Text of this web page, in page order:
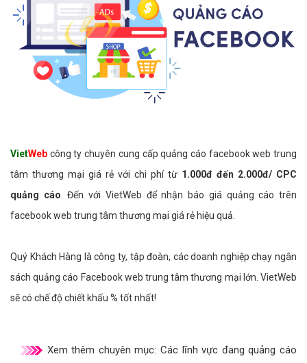
VietWeb công ty chuyên cung cấp quảng cáo facebook web trung
tâm thương mại giá rẻ với chi phí từ 1.000đ đến 2.000đ/ CPC
quảng cáo . Đến với VietWeb để nhận báo giá quảng cáo trên
facebook web trung tâm thương mại giá rẻ hiệu quả.
Quý Khách Hàng là công ty, tập đoàn, các doanh nghiệp chạy ngân
sách quảng cáo Facebook web trung tâm thương mại lớn. VietWeb
sẽ có chế độ chiết khấu % tốt nhất!
Xem thêm chuyên mục: Các lĩnh vực đang quảng cáo